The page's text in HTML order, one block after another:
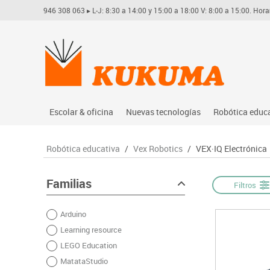
946 308 063 ▸ L-J: 8:30 a 14:00 y 15:00 a 18:00 V: 8:00 a 15:00.
Escolar & oficina
Archivo
Dibujo técnico y artístico
Escritura y corrección
Higiene
Informática
Manualidades
Material escolar
Nuevas tecnologías
Audio
Mobiliario tecnológico
Monitores interactivos
Robótica
Arduino
Lego
Robótica educativa / Vex Robotics / VEX·IQ Electrónica
Familias
Arduino
Learning resource
LEGO Education
MatataStudio
Filtros